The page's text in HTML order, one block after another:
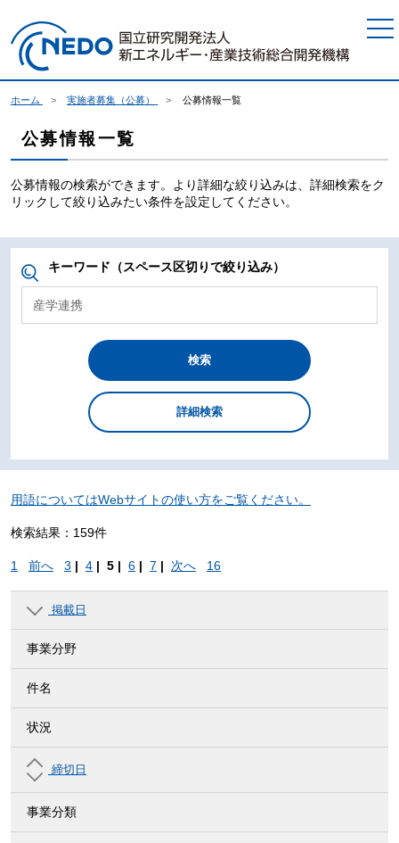
ホーム 実施者募集（公募） 公募情報一覧
公募情報一覧
公募情報の検索ができます。より詳細な絞り込みは、詳細検索をク
リックして絞り込みたい条件を設定してください。
キーワード（スペース区切りで絞り込み）
用語についてはWebサイトの使い方をご覧ください。
検索結果：159件
1 前へ 3 | 4 | 5 | 6 | 7 | 次へ 16
掲載日
事業分野
件名
状況
締切日
事業分類